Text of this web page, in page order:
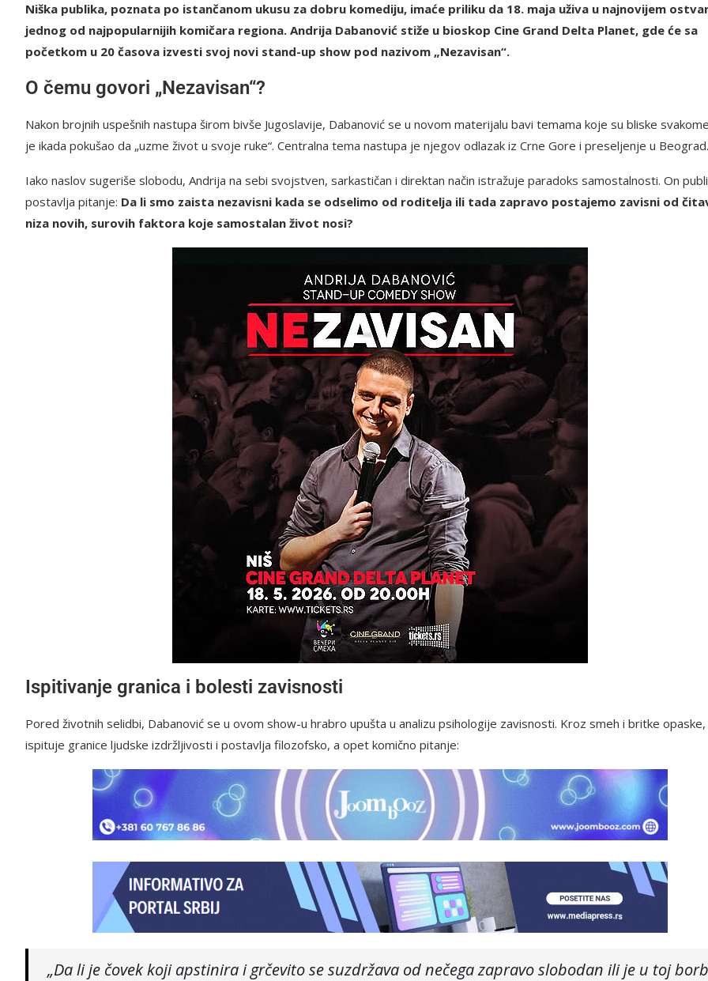
Niška publika, poznata po istančanom ukusu za dobru komediju, imaće priliku da 18. maja uživa u najnovijem
jednog od najpopularnijih komičara regiona. Andrija Dabanović stiže u bioskop Cine Grand Delta Planet, gde će sa
početkom u 20 časova izvesti svoj novi stand-up show pod nazivom „Nezavisan“.
O čemu govori „Nezavisan“?
Nakon brojnih uspešnih nastupa širom bivše Jugoslavije, Dabanović se u novom materijalu bavi temama koje su bliske
je ikada pokušao da „uzme život u svoje ruke“. Centralna tema nastupa je njegov odlazak iz Crne Gore i preseljenje u Beograd.
Iako naslov sugeriše slobodu, Andrija na sebi svojstven, sarkastičan i direktan način istražuje paradoks samostalnosti. On
postavlja pitanje: Da li smo zaista nezavisni kada se odselimo od roditelja ili tada zapravo postajemo zavisni od
niza novih, surovih faktora koje samostalan život nosi?
Ispitivanje granica i bolesti zavisnosti
Pored životnih selidbi, Dabanović se u ovom show-u hrabro upušta u analizu psihologije zavisnosti. Kroz smeh i britke
ispituje granice ljudske izdržljivosti i postavlja filozofsko, a opet komično pitanje:
„Da li je čovek koji apstinira i grčevito se suzdržava od nečega zapravo slobodan ili je u toj